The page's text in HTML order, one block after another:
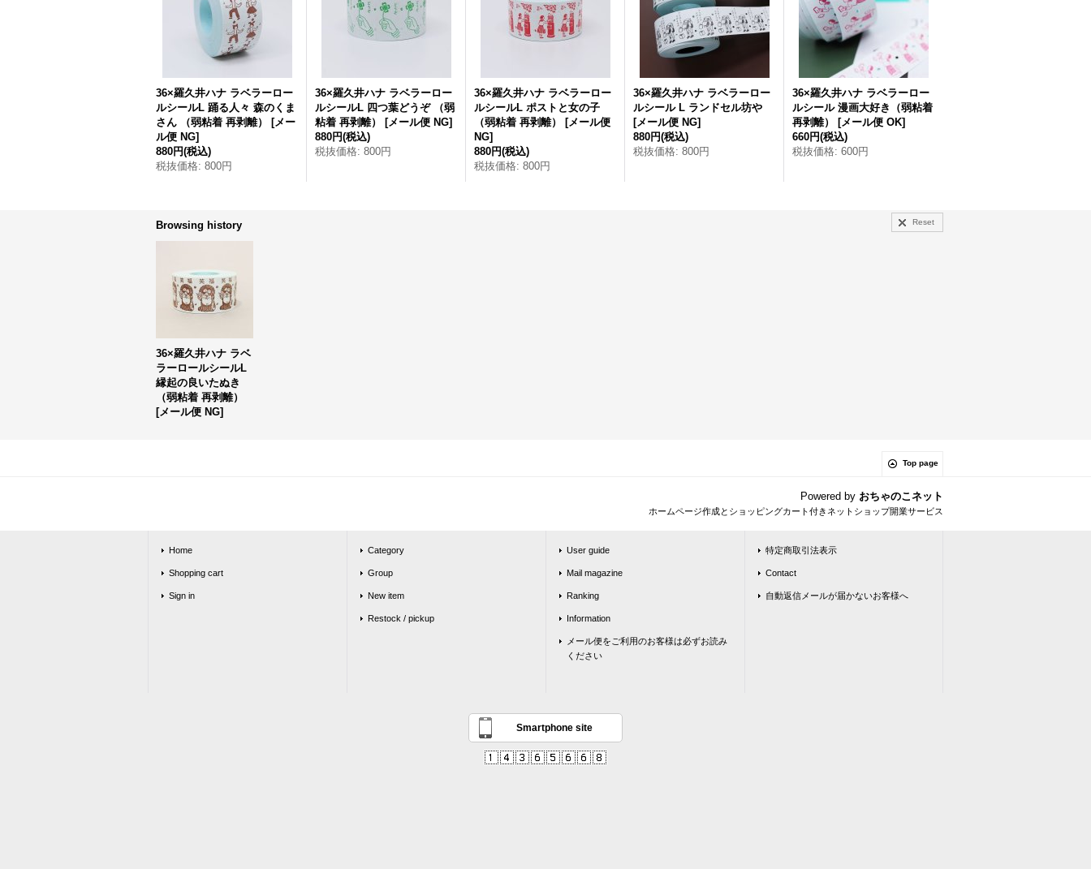
36×羅久井ハナ ラベラーロー
ルシールL 踊る人々 森のくま
さん （弱粘着 再剥離）
[メー
ル便 NG]
880円(税込)
税抜価格: 800円
36×羅久井ハナ ラベラーロー
ルシールL 四つ葉どうぞ （弱
粘着 再剥離）
[メール便 NG]
880円(税込)
税抜価格: 800円
36×羅久井ハナ ラベラーロー
ルシールL ポストと女の子
（弱粘着 再剥離）
[メール便
NG]
880円(税込)
税抜価格: 800円
36×羅久井ハナ ラベラーロー
ルシール L ランドセル坊や
[メール便 NG]
880円(税込)
税抜価格: 800円
36×羅久井ハナ ラベラーロー
ルシール 漫画大好き（弱粘着
再剥離）
[メール便 OK]
660円(税込)
税抜価格: 600円
Browsing history Reset
36×羅久井ハナ ラベ
ラーロールシールL
縁起の良いたぬき
（弱粘着 再剥離）
[メール便 NG]
Top page
Powered by おちゃのこネット
ホームページ作成とショッピングカート付きネットショップ開業サービス
Home
Shopping cart
Sign in
Category
Group
New item
Restock / pickup
User guide
Mail magazine
Ranking
Information
メール便をご利用のお客様は必ずお読み
ください
特定商取引法表示
Contact
自動返信メールが届かないお客様へ
Smartphone site